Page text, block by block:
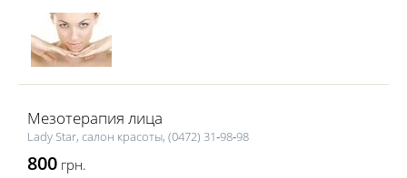
Мезотерапия лица
Lаdy Star, салон красоты, (0472) 31‑98‑98
800 грн.